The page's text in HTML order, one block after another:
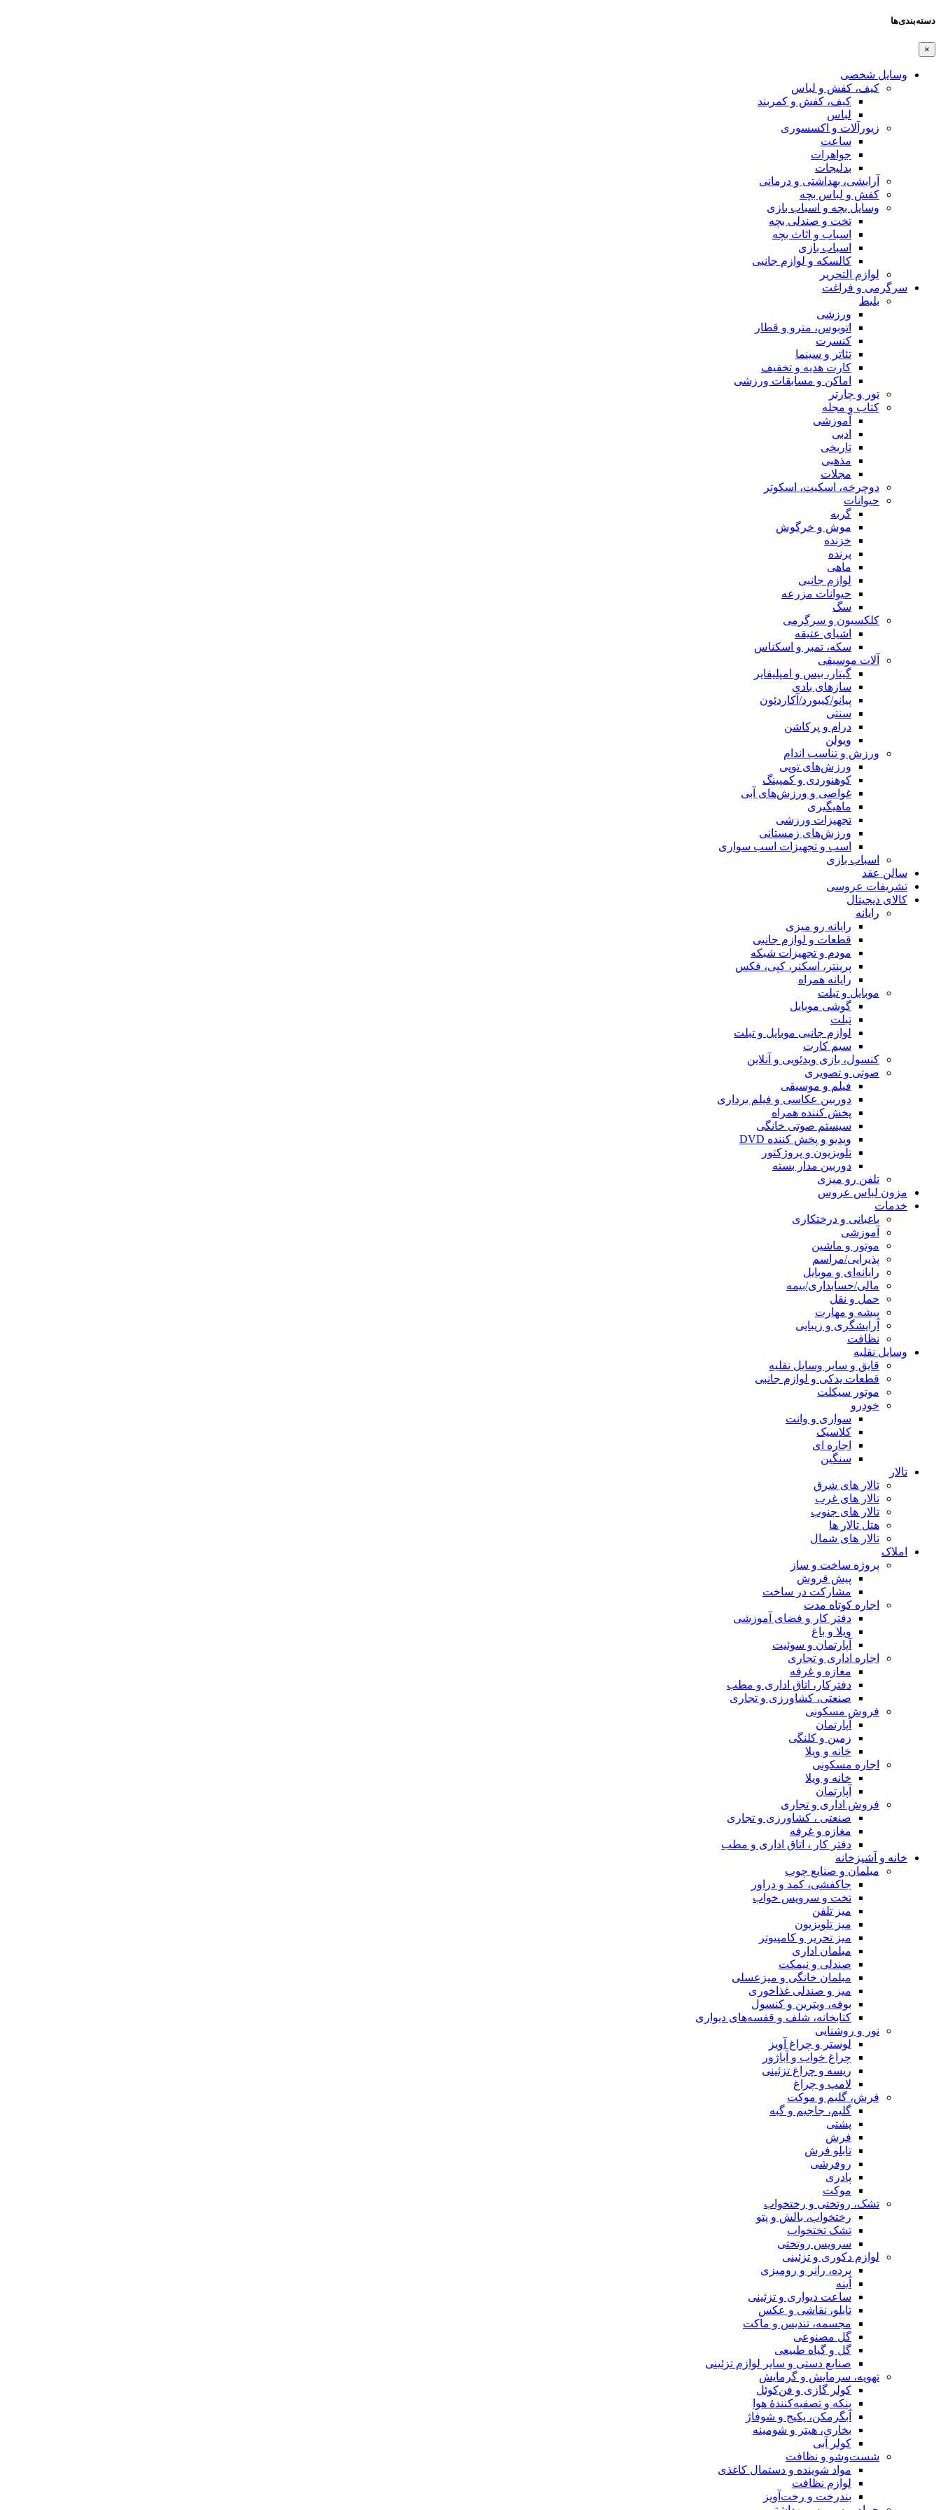
دسته‌بندی‌ها
×
وسایل شخصی
کیف، کفش و لباس
کیف، کفش و کمربند
لباس
زیورآلات و اکسسوری
ساعت
جواهرات
بدلیجات
آرایشی، بهداشتی و درمانی
کفش و لباس بچه
وسایل بچه و اسباب بازی
تخت و صندلی بچه
اسباب و اثاث بچه
اسباب بازی
کالسکه و لوازم جانبی
لوازم التحریر
سرگرمی و فراغت
بلیط
ورزشی
اتوبوس، مترو و قطار
کنسرت
تئاتر و سینما
کارت هدیه و تخفیف
اماکن و مسابقات ورزشی
تور و چارتر
کتاب و مجله
آموزشی
ادبی
تاریخی
مذهبی
مجلات
دوچرخه، اسکیت، اسکوتر
حیوانات
گربه
موش و خرگوش
خزنده
پرنده
ماهی
لوازم جانبی
حیوانات مزرعه
سگ
کلکسیون و سرگرمی
اشیای عتیقه
سکه، تمبر و اسکناس
آلات موسیقی
گیتار، بیس و امپلیفایر
سازهای بادی
پیانو/کیبورد/آکاردئون
سنتی
درام و پرکاشن
ویولن
ورزش و تناسب اندام
ورزش‌های توپی
کوهنوردی و کمپینگ
غواصی و ورزش‌های آبی
ماهیگیری
تجهیزات ورزشی
ورزش‌های زمستانی
اسب و تجهیزات اسب سواری
اسباب‌ بازی
سالن عقد
تشریفات عروسی
کالای دیجیتال
رایانه
رایانه رو میزی
قطعات و لوازم جانبی
مودم و تجهیزات شبکه
پرینتر، اسکنر، کپی، فکس
رایانه همراه
موبایل و تبلت
گوشی موبایل
تبلت
لوازم جانبی موبایل و تبلت
سیم کارت
کنسول، بازی‌ ویدئویی و آنلاین
صوتی و تصویری
فیلم و موسیقی
دوربین عکاسی و فیلم برداری
پخش کننده همراه
سیستم صوتی خانگی
ویدیو و پخش کننده DVD
تلویزیون و پروژکتور
دوربین مدار بسته
تلفن رو میزی
مزون لباس عروس
خدمات
باغبانی و درختکاری
آموزشی
موتور و ماشین
پذیرایی/مراسم
رایانه‌ای و موبایل
مالی/حسابداری/بیمه
حمل و نقل
پیشه و مهارت
آرایشگری و زیبایی
نظافت
وسایل نقلیه
قایق و سایر وسایل نقلیه
قطعات یدکی و لوازم جانبی
موتور سیکلت
خودرو
سواری و وانت
کلاسیک
اجاره ای
سنگین
تالار
تالار های شرق
تالار های غرب
تالار های جنوب
هتل تالار ها
تالار های شمال
املاک
پروژه ساخت و ساز
پیش فروش
مشارکت در ساخت
اجاره کوتاه مدت
دفتر کار و فضای آموزشی
ویلا و باغ
آپارتمان و سوئیت
اجاره اداری و تجاری
مغازه و غرفه
دفترکار، اتاق اداری و مطب
صنعتی، کشاورزی و تجاری
فروش مسکونی
آپارتمان
زمین و کلنگی
خانه و ویلا
اجاره مسکونی
خانه و ویلا
آپارتمان
فروش اداری و تجاری
صنعتی ، کشاورزی و تجاری
مغازه و غرفه
دفتر کار ، اتاق اداری و مطب
خانه و آشپزخانه
مبلمان و صنایع چوب
جاکفشی، کمد و دراور
تخت و سرویس خواب
میز تلفن
میز تلویزیون
میز تحریر و کامپیوتر
مبلمان اداری
صندلی و نیمکت
مبلمان خانگی و میزعسلی
میز و صندلی غذاخوری
بوفه، ویترین و کنسول
کتابخانه، شلف و قفسه‌های دیواری
نور و روشنایی
لوستر و چراغ آویز
چراغ خواب و آباژور
ریسه و چراغ تزئینی
لامپ و چراغ
فرش، گلیم و موکت
گلیم، جاجیم و گبه
پشتی
فرش
تابلو فرش
روفرشی
پادری
موکت
تشک، روتختی و رختخواب
رختخواب، بالش و پتو
تشک تختخواب
سرویس روتختی
لوازم دکوری و تزئینی
پرده، رانر و رومیزی
آینه
ساعت دیواری و تزئینی
تابلو، نقاشی و عکس
مجسمه، تندیس و ماکت
گل مصنوعی
گل و گیاه طبیعی
صنایع دستی و سایر لوازم تزئینی
تهویه، سرمایش و گرمایش
کولر گازی و فن‌کوئل
پنکه و تصفیه‌کنندهٔ هوا
آبگرمکن، پکیج و شوفاژ
بخاری، هیتر و شومینه
کولر آبی
شست‌وشو و نظافت
مواد شوینده و دستمال کاغذی
لوازم نظافت
بندرخت و رخت‌آویز